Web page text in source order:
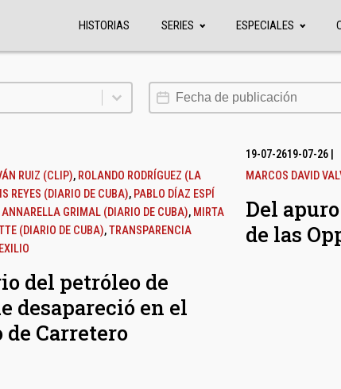
HISTORIAS SERIES ESPECIALES
Fecha de publicación
RUIZ (CLIP), ROLANDO RODRÍGUEZ (LA
REYES (DIARIO DE CUBA), PABLO DÍAZ ESPÍ
ANNARELLA GRIMAL (DIARIO DE CUBA), MIRTA
(DIARIO DE CUBA),TRANSPARENCIA
del petróleo de
desapareció en el
Carretero
19-07-2619-07-26|
MARCOS DAVID
Del
de las